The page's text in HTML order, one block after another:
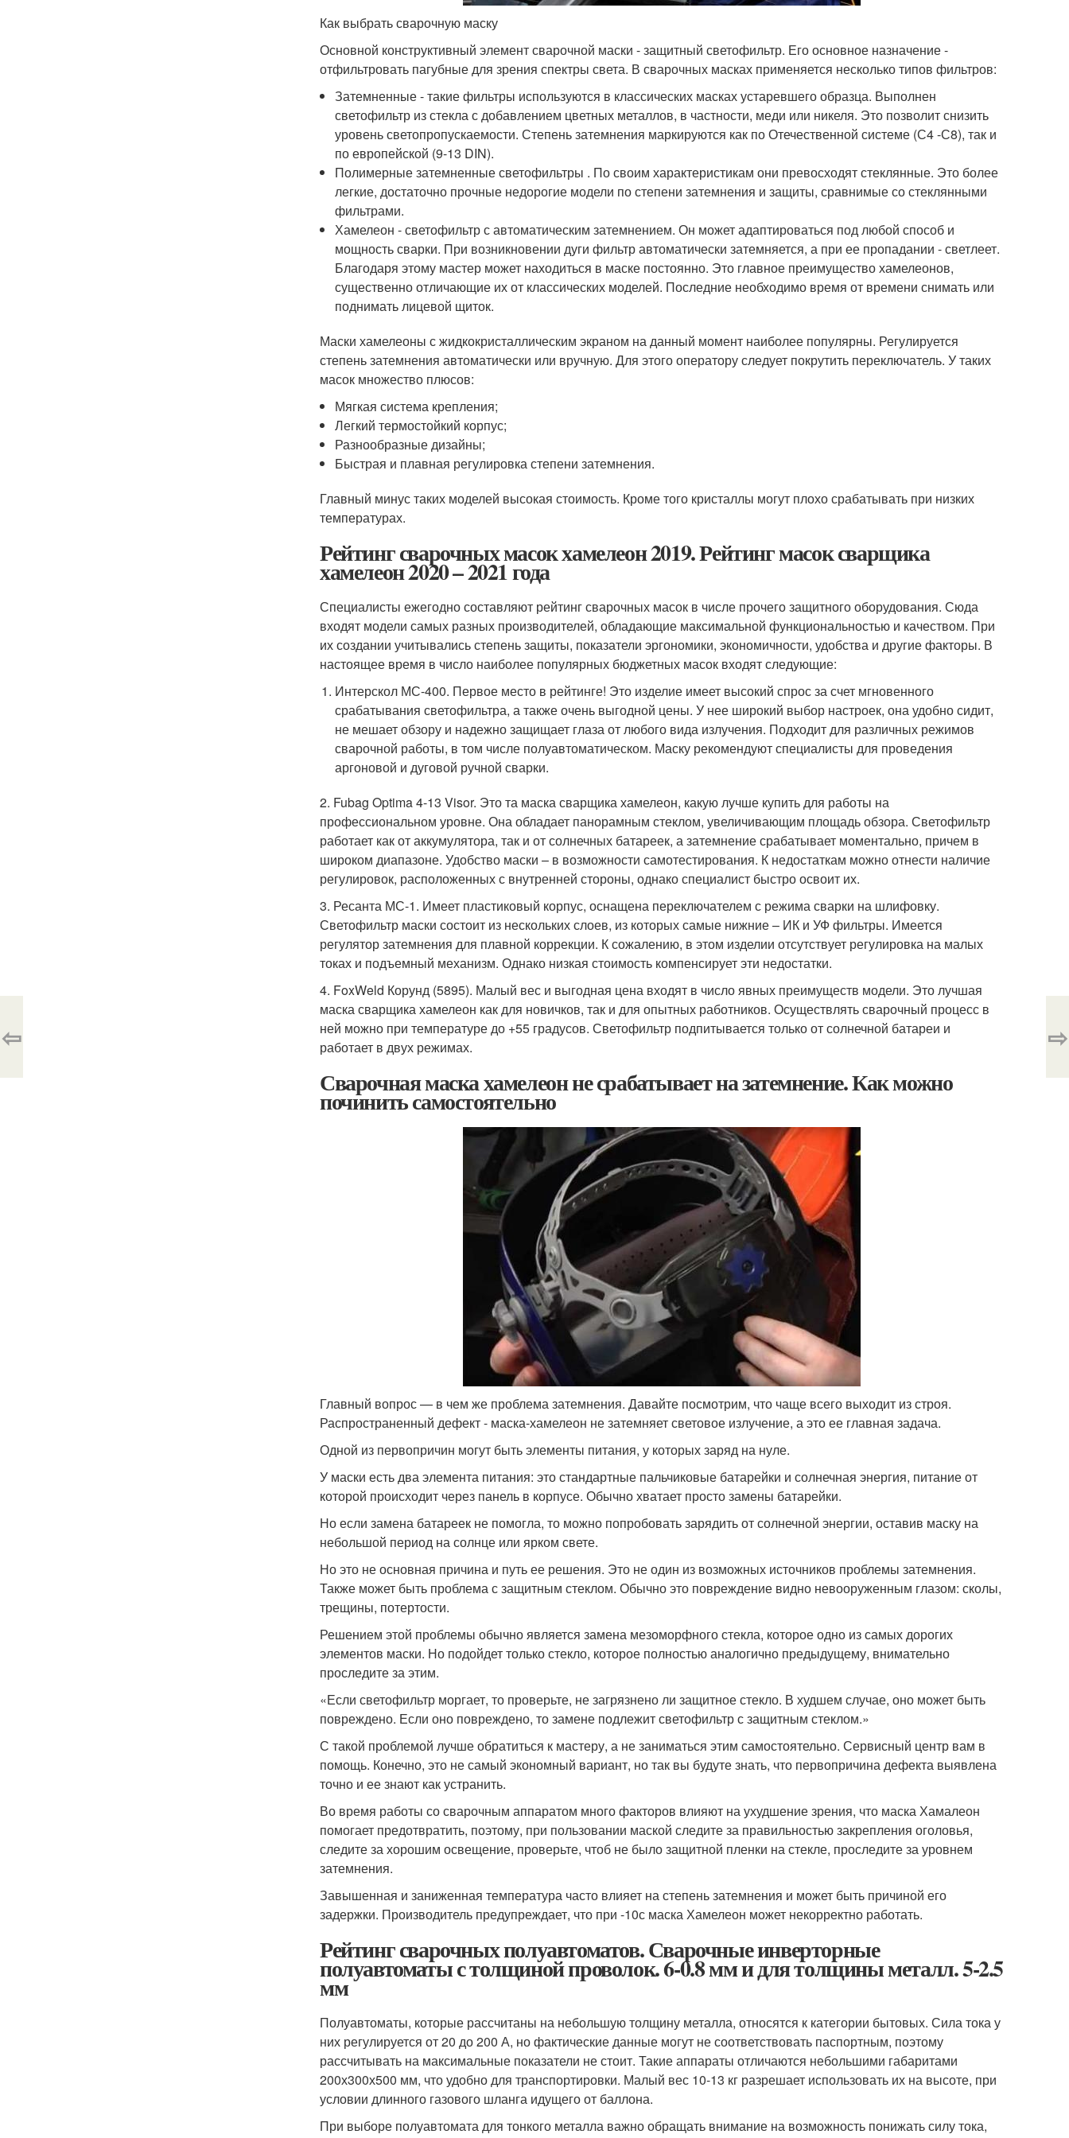
Как выбрать сварочную маску
Основной конструктивный элемент сварочной маски - защитный светофильтр. Его основное назначение -
отфильтровать пагубные для зрения спектры света. В сварочных масках применяется несколько типов фильтров:
Затемненные - такие фильтры используются в классических масках устаревшего образца. Выполнен
светофильтр из стекла с добавлением цветных металлов, в частности, меди или никеля. Это позволит снизить
уровень светопропускаемости. Степень затемнения маркируются как по Отечественной системе (С4 -С8), так и
по европейской (9-13 DIN).
Полимерные затемненные светофильтры . По своим характеристикам они превосходят стеклянные. Это более
легкие, достаточно прочные недорогие модели по степени затемнения и защиты, сравнимые со стеклянными
фильтрами.
Хамелеон - светофильтр с автоматическим затемнением. Он может адаптироваться под любой способ и
мощность сварки. При возникновении дуги фильтр автоматически затемняется, а при ее пропадании - светлеет.
Благодаря этому мастер может находиться в маске постоянно. Это главное преимущество хамелеонов,
существенно отличающие их от классических моделей. Последние необходимо время от времени снимать или
поднимать лицевой щиток.
Маски хамелеоны с жидкокристаллическим экраном на данный момент наиболее популярны. Регулируется
степень затемнения автоматически или вручную. Для этого оператору следует покрутить переключатель. У таких
масок множество плюсов:
Мягкая система крепления;
Легкий термостойкий корпус;
Разнообразные дизайны;
Быстрая и плавная регулировка степени затемнения.
Главный минус таких моделей высокая стоимость. Кроме того кристаллы могут плохо срабатывать при низких
температурах.
Рейтинг сварочных масок хамелеон 2019. Рейтинг масок сварщика
хамелеон 2020 – 2021 года
Специалисты ежегодно составляют рейтинг сварочных масок в числе прочего защитного оборудования. Сюда
входят модели самых разных производителей, обладающие максимальной функциональностью и качеством. При
их создании учитывались степень защиты, показатели эргономики, экономичности, удобства и другие факторы. В
настоящее время в число наиболее популярных бюджетных масок входят следующие:
Интерскол МС-400. Первое место в рейтинге! Это изделие имеет высокий спрос за счет мгновенного
срабатывания светофильтра, а также очень выгодной цены. У нее широкий выбор настроек, она удобно сидит,
не мешает обзору и надежно защищает глаза от любого вида излучения. Подходит для различных режимов
сварочной работы, в том числе полуавтоматическом. Маску рекомендуют специалисты для проведения
аргоновой и дуговой ручной сварки.
2. Fubag Optima 4-13 Visor. Это та маска сварщика хамелеон, какую лучше купить для работы на
профессиональном уровне. Она обладает панорамным стеклом, увеличивающим площадь обзора. Светофильтр
работает как от аккумулятора, так и от солнечных батареек, а затемнение срабатывает моментально, причем в
широком диапазоне. Удобство маски – в возможности самотестирования. К недостаткам можно отнести наличие
регулировок, расположенных с внутренней стороны, однако специалист быстро освоит их.
3. Ресанта МС-1. Имеет пластиковый корпус, оснащена переключателем с режима сварки на шлифовку.
Светофильтр маски состоит из нескольких слоев, из которых самые нижние – ИК и УФ фильтры. Имеется
регулятор затемнения для плавной коррекции. К сожалению, в этом изделии отсутствует регулировка на малых
токах и подъемный механизм. Однако низкая стоимость компенсирует эти недостатки.
4. FoxWeld Корунд (5895). Малый вес и выгодная цена входят в число явных преимуществ модели. Это лучшая
маска сварщика хамелеон как для новичков, так и для опытных работников. Осуществлять сварочный процесс в
ней можно при температуре до +55 градусов. Светофильтр подпитывается только от солнечной батареи и
работает в двух режимах.
Сварочная маска хамелеон не срабатывает на затемнение. Как можно
починить самостоятельно
Главный вопрос — в чем же проблема затемнения. Давайте посмотрим, что чаще всего выходит из строя.
Распространенный дефект - маска-хамелеон не затемняет световое излучение, а это ее главная задача.
Одной из первопричин могут быть элементы питания, у которых заряд на нуле.
У маски есть два элемента питания: это стандартные пальчиковые батарейки и солнечная энергия, питание от
которой происходит через панель в корпусе. Обычно хватает просто замены батарейки.
Но если замена батареек не помогла, то можно попробовать зарядить от солнечной энергии, оставив маску на
небольшой период на солнце или ярком свете.
Но это не основная причина и путь ее решения. Это не один из возможных источников проблемы затемнения.
Также может быть проблема с защитным стеклом. Обычно это повреждение видно невооруженным глазом: сколы,
трещины, потертости.
Решением этой проблемы обычно является замена мезоморфного стекла, которое одно из самых дорогих
элементов маски. Но подойдет только стекло, которое полностью аналогично предыдущему, внимательно
проследите за этим.
«Если светофильтр моргает, то проверьте, не загрязнено ли защитное стекло. В худшем случае, оно может быть
повреждено. Если оно повреждено, то замене подлежит светофильтр с защитным стеклом.»
С такой проблемой лучше обратиться к мастеру, а не заниматься этим самостоятельно. Сервисный центр вам в
помощь. Конечно, это не самый экономный вариант, но так вы будуте знать, что первопричина дефекта выявлена
точно и ее знают как устранить.
Во время работы со сварочным аппаратом много факторов влияют на ухудшение зрения, что маска Хамалеон
помогает предотвратить, поэтому, при пользовании маской следите за правильностью закрепления оголовья,
следите за хорошим освещение, проверьте, чтоб не было защитной пленки на стекле, проследите за уровнем
затемнения.
Завышенная и заниженная температура часто влияет на степень затемнения и может быть причиной его
задержки. Производитель предупреждает, что при -10с маска Хамелеон может некорректно работать.
Рейтинг сварочных полуавтоматов. Сварочные инверторные
полуавтоматы с толщиной проволок. 6-0.8 мм и для толщины металл. 5-2.5
мм
Полуавтоматы, которые рассчитаны на небольшую толщину металла, относятся к категории бытовых. Сила тока у
них регулируется от 20 до 200 А, но фактические данные могут не соответствовать паспортным, поэтому
рассчитывать на максимальные показатели не стоит. Такие аппараты отличаются небольшими габаритами
200х300х500 мм, что удобно для транспортировки. Малый вес 10-13 кг разрешает использовать их на высоте, при
условии длинного газового шланга идущего от баллона.
При выборе полуавтомата для тонкого металла важно обращать внимание на возможность понижать силу тока,
⇦ ⇨